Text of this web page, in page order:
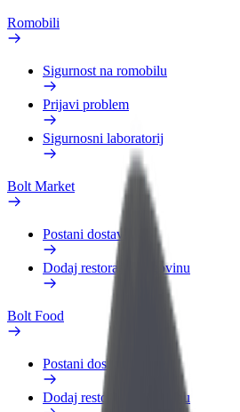
Romobili
Sigurnost na romobilu
Prijavi problem
Sigurnosni laboratorij
Bolt Market
Postani dostavljač
Dodaj restoran ili trgovinu
Bolt Food
Postani dostavljač
Dodaj restoran ili trgovinu